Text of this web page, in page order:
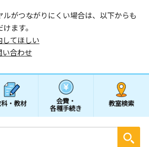
ルがつながりにくい場合は、以下からも
ます。
てほしい
合わせ
・教材 会費・
各種手続き
教室検索